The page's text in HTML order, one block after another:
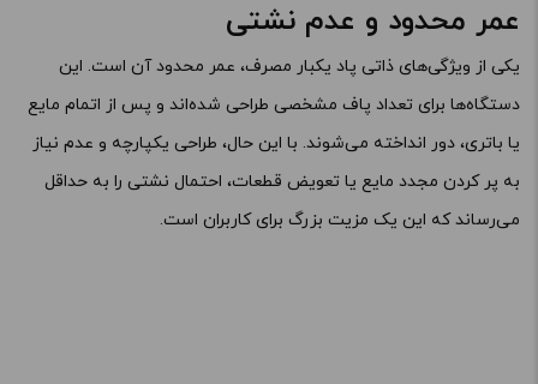
عمر محدود و عدم نشتی
یکی از ویژگی‌های ذاتی پاد یکبار مصرف، عمر محدود آن است. این
دستگاه‌ها برای تعداد پاف مشخصی طراحی شده‌اند و پس از اتمام مایع
یا باتری، دور انداخته می‌شوند. با این حال، طراحی یکپارچه و عدم نیاز
به پر کردن مجدد مایع یا تعویض قطعات، احتمال نشتی را به حداقل
می‌رساند که این یک مزیت بزرگ برای کاربران است.